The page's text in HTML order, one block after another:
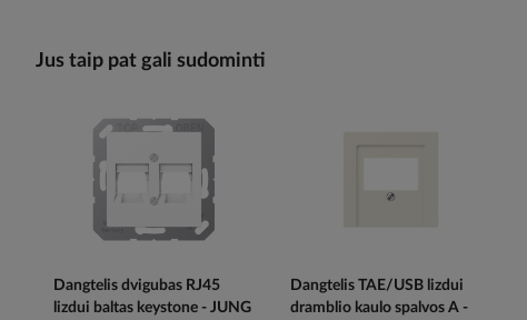
Jus taip pat gali sudominti
Dangtelis dvigubas RJ45
lizdui baltas keystone - JUNG
Dangtelis TAE/USB lizdui
dramblio kaulo spalvos A -